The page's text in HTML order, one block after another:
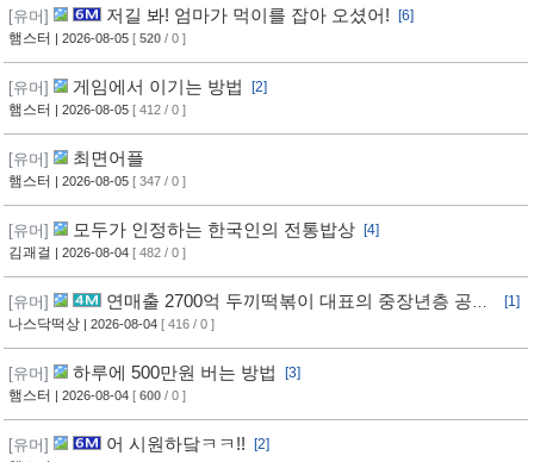
[유머] 저길 봐! 엄마가 먹이를 잡아 오셨어!
[6]
햄스터 | 2026-08-05 [ 520 / 0 ]
[유머] 게임에서 이기는 방법
[2]
햄스터 | 2026-08-05 [ 412 / 0 ]
[유머] 최면어플
햄스터 | 2026-08-05 [ 347 / 0 ]
[유머] 모두가 인정하는 한국인의 전통밥상
[4]
김괘걸 | 2026-08-04 [ 482 / 0 ]
[유머]
연매출 2700억 두끼떡볶이 대표의 중장년층 공략
방법
[1]
나스닥떡상 | 2026-08-04 [ 416 / 0 ]
[유머] 하루에 500만원 버는 방법
[3]
햄스터 | 2026-08-04 [ 600 / 0 ]
[유머] 어 시원하닼ㅋㅋ!!
[2]